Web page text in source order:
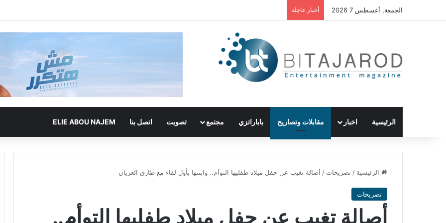
الجمعة, أغسطس 7 2026 أخبار عاجلة
الرئيسية اخبار مقابلات وتصاريح باباراتزي مجتمع تصويت اتصل بنا ELIE ABOU NAJEM
الرئيسية / تصريحات / أصالة تغيب عن حفل ميلاد طفليها التوأم.. وابنتها بأول لقاء مع طارق العريان
تصريحات
أصالة تغيب عن حفل ميلاد طفليها التوأم..